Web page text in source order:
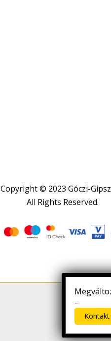
Copyright © 2023 Góczi-
All Rights Reserved.
–
Kontakt